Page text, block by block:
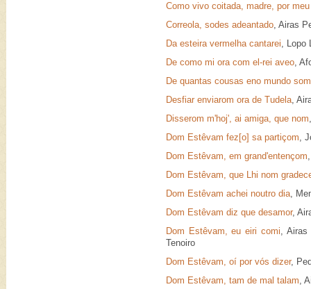
Como vivo coitada, madre, por
Correola, sodes adeantado, Airas
Da esteira vermelha cantarei, Lopo
De como mi ora com el-rei aveo,
De quantas cousas eno mundo som
Desfiar enviarom ora de Tudela,
Disserom m'hoj', ai amiga, que nom
Dom Estêvam fez[o] sa partiçom,
Dom Estêvam, em grand'entençom
Dom Estêvam, que Lhi nom
Dom Estêvam achei noutro dia,
Dom Estêvam diz que desamor,
Dom Estêvam, eu eiri comi, Airas
Tenoiro
Dom Estêvam, oí por vós dizer,
Dom Estêvam, tam de mal talam,